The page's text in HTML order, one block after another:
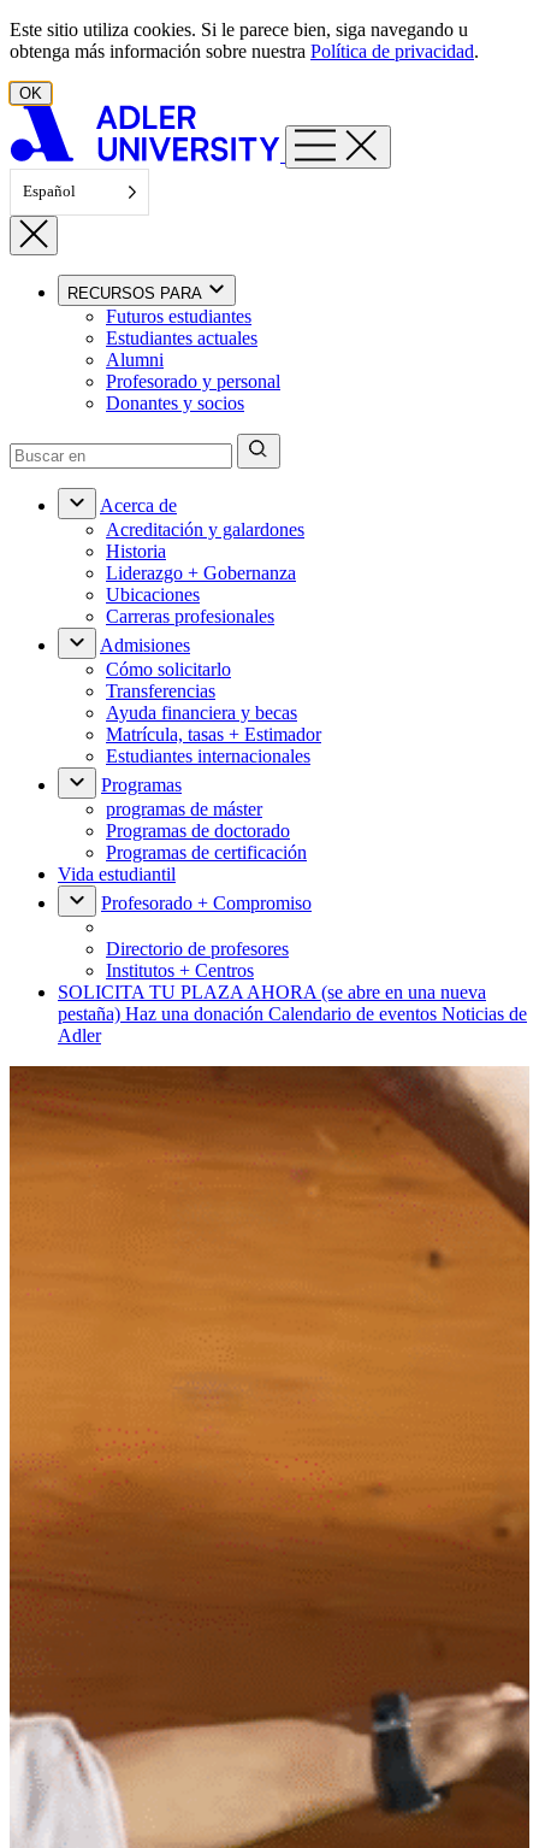
Ir al contenido
Este sitio utiliza cookies. Si le parece bien, siga navegando u
obtenga más información sobre nuestra Política de privacidad.
OK
Español
RECURSOS PARA
Futuros estudiantes
Estudiantes actuales
Alumni
Profesorado y personal
Donantes y socios
Acerca de
Acreditación y galardones
Historia
Liderazgo + Gobernanza
Ubicaciones
Carreras profesionales
Admisiones
Cómo solicitarlo
Transferencias
Ayuda financiera y becas
Matrícula, tasas + Estimador
Estudiantes internacionales
Programas
programas de máster
Programas de doctorado
Programas de certificación
Vida estudiantil
Profesorado + Compromiso
Directorio de profesores
Institutos + Centros
SOLICITA TU PLAZA AHORA (se abre en una nueva
pestaña) Haz una donación Calendario de eventos Noticias de
Adler